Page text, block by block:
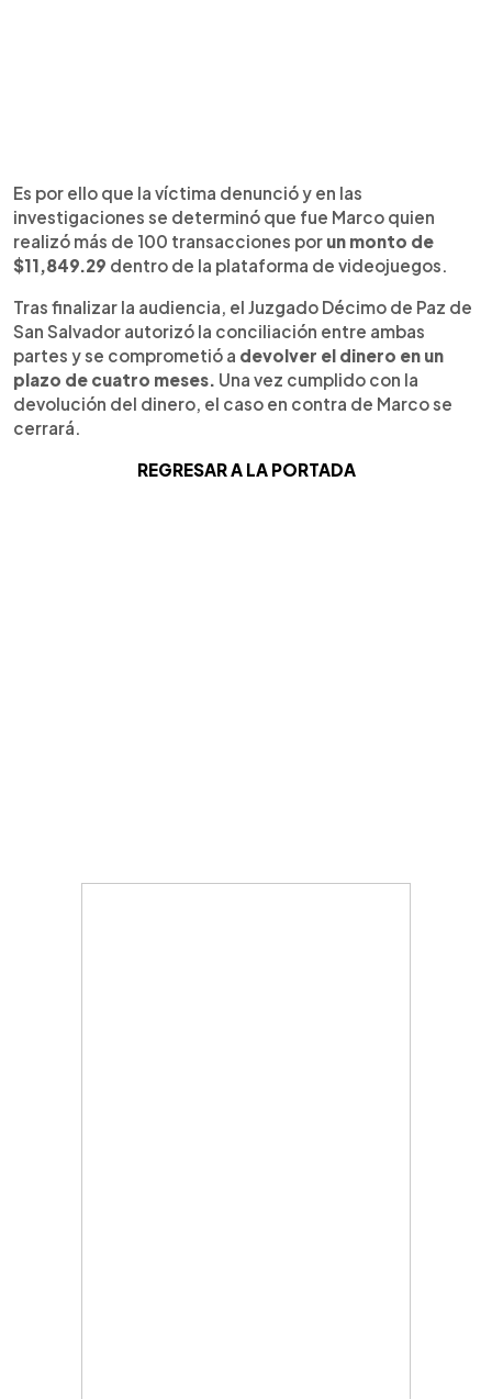
Es por ello que la víctima denunció y en las
investigaciones se determinó que fue Marco quien
realizó más de 100 transacciones por un monto de
$11,849.29 dentro de la plataforma de videojuegos.
Tras finalizar la audiencia, el Juzgado Décimo de Paz de
San Salvador autorizó la conciliación entre ambas
partes y se comprometió a devolver el dinero en un
plazo de cuatro meses. Una vez cumplido con la
devolución del dinero, el caso en contra de Marco se
cerrará.
REGRESAR A LA PORTADA